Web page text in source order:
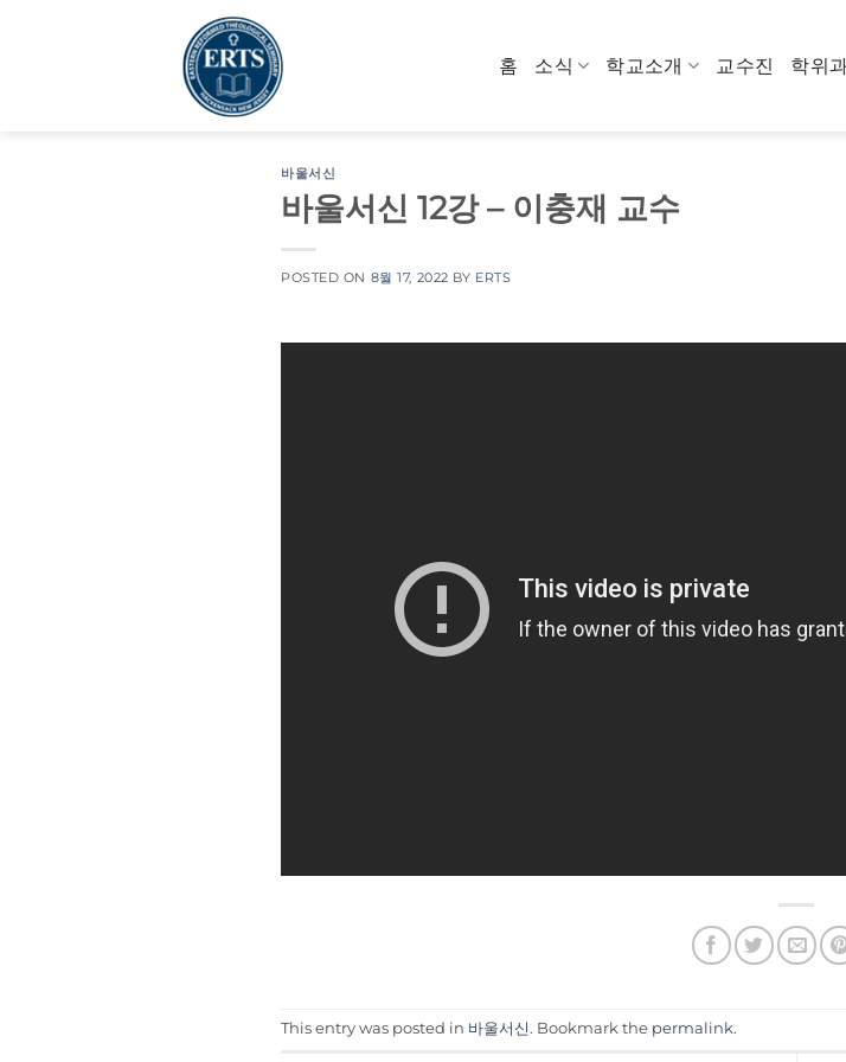
홈 소식 학교소개 교수진 학위
바울서신
바울서신 12강 – 이충재 교수
POSTED ON 8월 17, 2022 BY ERTS
This entry was posted in 바울서신. Bookmark the permalink.